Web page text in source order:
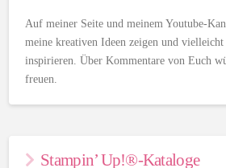
Auf meiner Seite und meinem Youtube-
meine kreativen Ideen zeigen und
inspirieren. Über Kommentare von Euch
freuen.
Stampin’ Up!®-Kataloge